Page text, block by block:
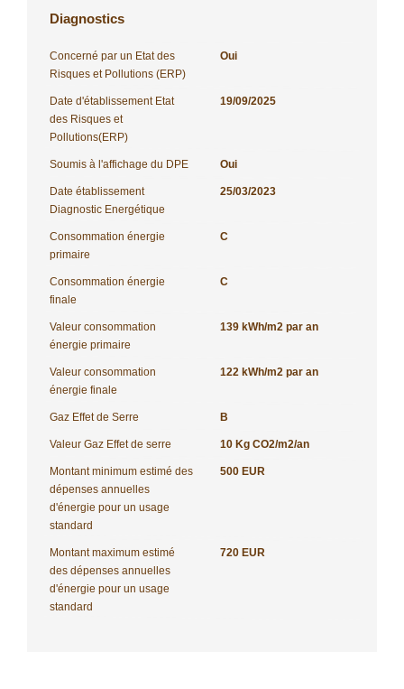
Diagnostics
Concerné par un Etat des
Risques et Pollutions (ERP)
Oui
Date d'établissement Etat
des Risques et
Pollutions(ERP)
19/09/2025
Soumis à l'affichage du DPE Oui
Date établissement
Diagnostic Energétique
25/03/2023
Consommation énergie
primaire
C
Consommation énergie
finale
C
Valeur consommation
énergie primaire
139 kWh/m2 par an
Valeur consommation
énergie finale
122 kWh/m2 par an
Gaz Effet de Serre B
Valeur Gaz Effet de serre 10 Kg CO2/m2/an
Montant minimum estimé des
dépenses annuelles
d'énergie pour un usage
standard
500 EUR
Montant maximum estimé
des dépenses annuelles
d'énergie pour un usage
standard
720 EUR